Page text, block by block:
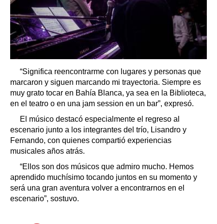
“Significa reencontrarme con lugares y personas que
marcaron y siguen marcando mi trayectoria. Siempre es
muy grato tocar en Bahía Blanca, ya sea en la Biblioteca,
en el teatro o en una jam session en un bar”, expresó.
El músico destacó especialmente el regreso al
escenario junto a los integrantes del trío, Lisandro y
Fernando, con quienes compartió experiencias
musicales años atrás.
“Ellos son dos músicos que admiro mucho. Hemos
aprendido muchísimo tocando juntos en su momento y
será una gran aventura volver a encontrarnos en el
escenario”, sostuvo.